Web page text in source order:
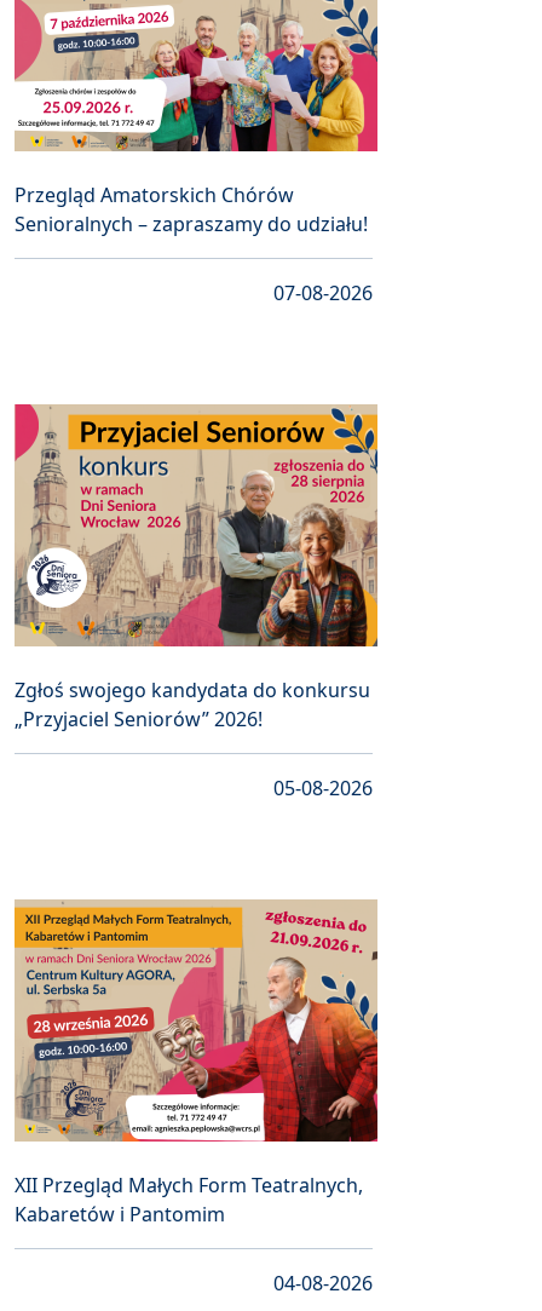
Przegląd Amatorskich Chórów
Senioralnych – zapraszamy do udziału!
07-08-2026
Zgłoś swojego kandydata do konkursu
„Przyjaciel Seniorów” 2026!
05-08-2026
XII Przegląd Małych Form Teatralnych,
Kabaretów i Pantomim
04-08-2026